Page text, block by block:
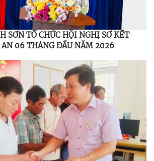
SƠN TỔ CHỨC HỘI NGHỊ SƠ KẾT
AN 06 THÁNG ĐẦU NĂM 2026